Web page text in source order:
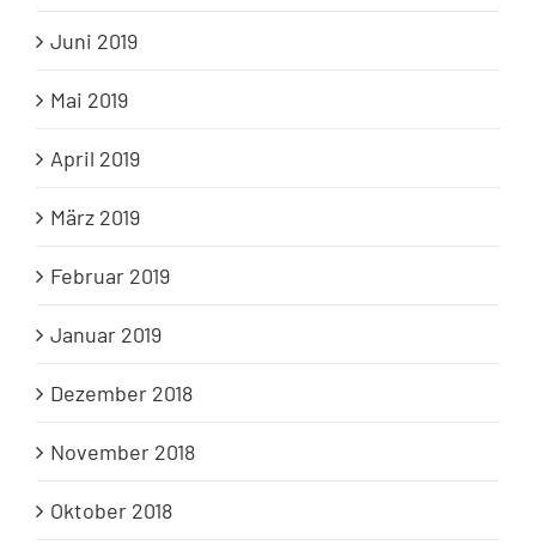
Juni 2019
Mai 2019
April 2019
März 2019
Februar 2019
Januar 2019
Dezember 2018
November 2018
Oktober 2018